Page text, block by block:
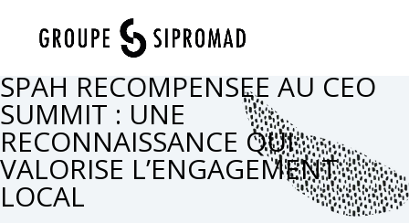
SPAH RECOMPENSEE AU CEO
SUMMIT : UNE
RECONNAISSANCE QUI
VALORISE L’ENGAGEMENT
LOCAL